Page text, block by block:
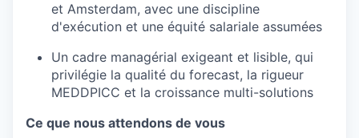
et Amsterdam, avec une discipline
d'exécution et une équité salariale assumées
Un cadre managérial exigeant et lisible, qui
privilégie la qualité du forecast, la rigueur
MEDDPICC et la croissance multi-solutions
Ce que nous attendons de vous